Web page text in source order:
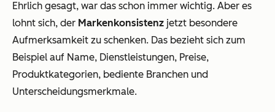
Ehrlich gesagt, war das schon immer wichtig. Aber es
lohnt sich, der Markenkonsistenz jetzt besondere
Aufmerksamkeit zu schenken. Das bezieht sich zum
Beispiel auf Name, Dienstleistungen, Preise,
Produktkategorien, bediente Branchen und
Unterscheidungsmerkmale.